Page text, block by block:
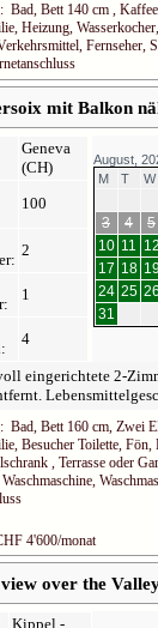
: Bad, Bett 140 cm ,
Heizung,
Fernseher,
mit Balkon
Geneva
(CH)
100
2
1
4
August,
M
T W
3
4 5
10 11 12
17 18
24 25 26
31
eingerichtete 2-
: Bad, Bett 160 cm, Zwei
Besucher Toilette,
, Terrasse oder
Waschmaschine,
4'600/monat
over the
Kippel -